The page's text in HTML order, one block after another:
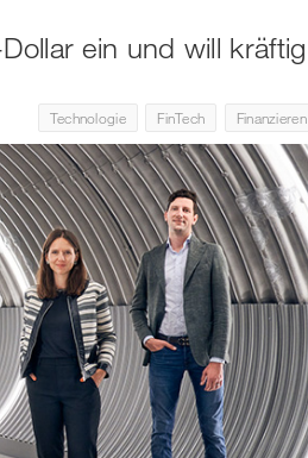
ein und will kräftig
Technologie FinTech Finanzieren